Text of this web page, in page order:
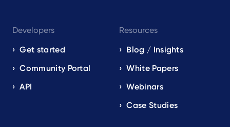
Developers
Get started
Community Portal
API
Resources
Blog / Insights
White Papers
Webinars
Case Studies